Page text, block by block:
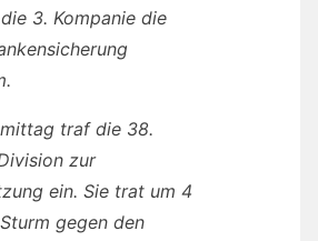
3. Kompanie die
traf die 38.
zur
ein. Sie trat um 4
gegen den